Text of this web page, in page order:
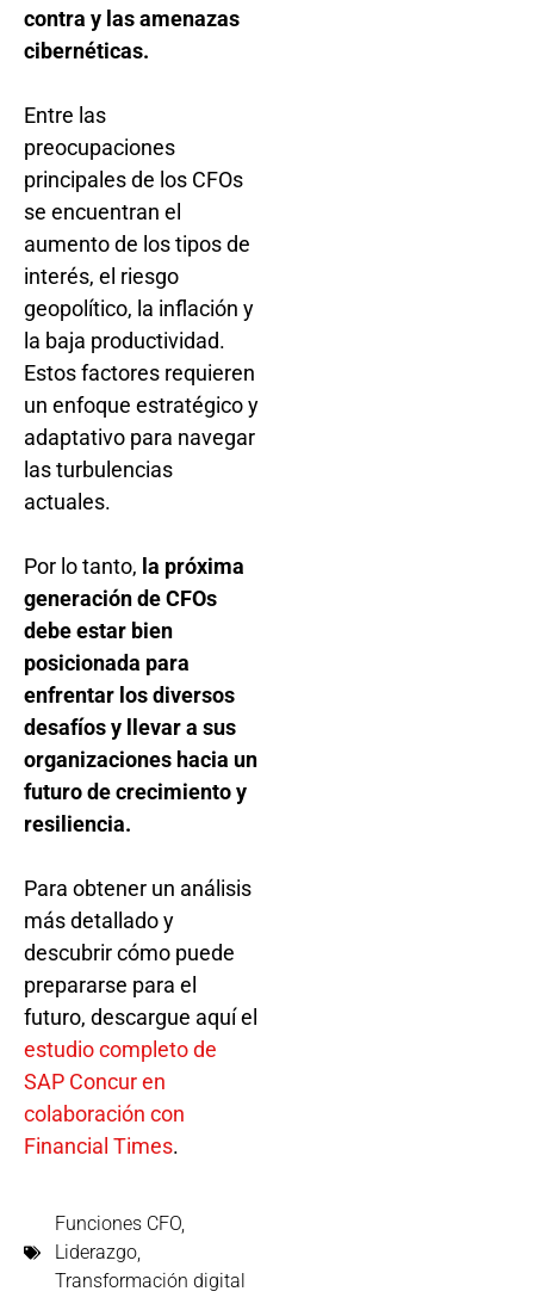
contra y las amenazas
cibernéticas.
Entre las
preocupaciones
principales de los CFOs
se encuentran el
aumento de los tipos de
interés, el riesgo
geopolítico, la inflación y
la baja productividad.
Estos factores requieren
un enfoque estratégico y
adaptativo para navegar
las turbulencias
actuales.
Por lo tanto, la próxima
generación de CFOs
debe estar bien
posicionada para
enfrentar los diversos
desafíos y llevar a sus
organizaciones hacia un
futuro de crecimiento y
resiliencia.
Para obtener un análisis
más detallado y
descubrir cómo puede
prepararse para el
futuro, descargue aquí el
estudio completo de
SAP Concur en
colaboración con
Financial Times.
Funciones CFO,
Liderazgo,
Transformación digital